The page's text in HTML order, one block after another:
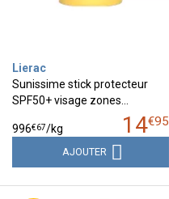
Lierac
Sunissime stick protecteur
SPF50+ visage zones…
14€95
996€67/kg
AJOUTER